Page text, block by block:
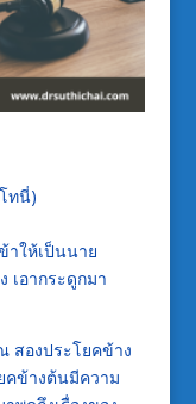
ทนี่)
าให้เป็นนาย
เอากระดูกมา
สองประโยคข้าง
คข้างต้นมีความ